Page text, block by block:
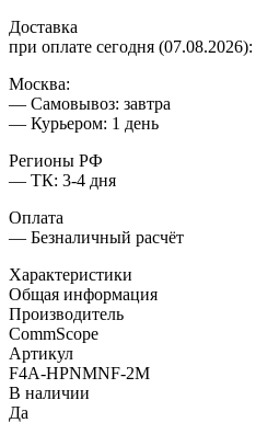
Доставка
при оплате сегодня (07.08.2026):
Москва:
— Самовывоз: завтра
— Курьером: 1 день
Регионы РФ
— ТК: 3-4 дня
Оплата
— Безналичный расчёт
Характеристики
Общая информация
Производитель
CommScope
Артикул
F4A-HPNMNF-2M
В наличии
Да